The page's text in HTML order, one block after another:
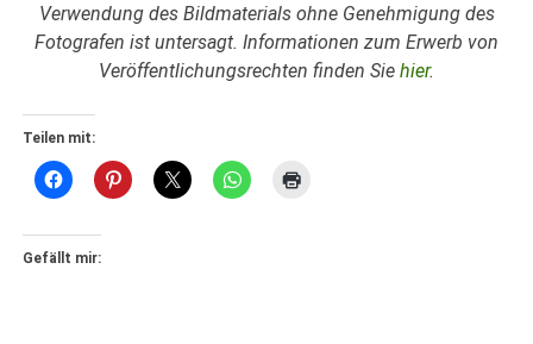
Verwendung des Bildmaterials ohne Genehmigung des
Fotografen ist untersagt. Informationen zum Erwerb von
Veröffentlichungsrechten finden Sie hier.
Teilen mit:
Gefällt mir: